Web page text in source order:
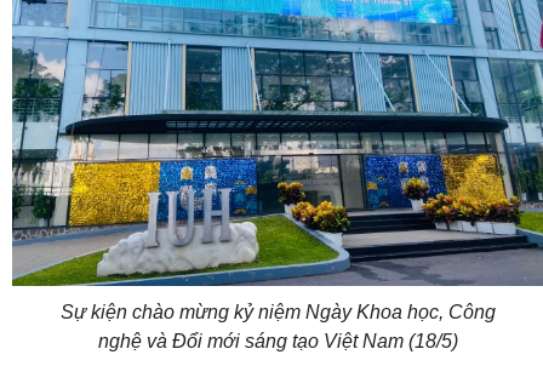
Sự kiện chào mừng kỷ niệm Ngày Khoa học, Công
nghệ và Đổi mới sáng tạo Việt Nam (18/5)